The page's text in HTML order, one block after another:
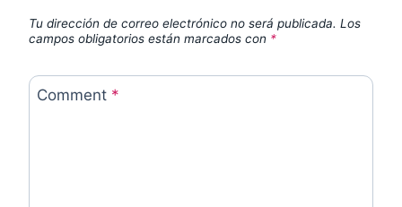
Tu dirección de correo electrónico no será publicada. Los
campos obligatorios están marcados con *
Comment *